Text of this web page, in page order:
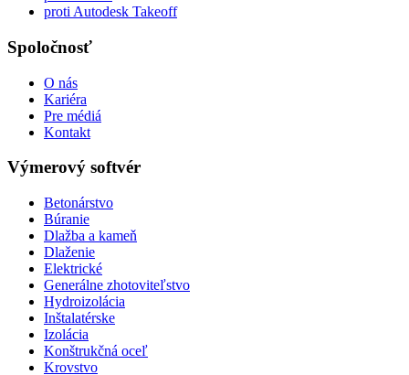
proti Autodesk Takeoff
Spoločnosť
O nás
Kariéra
Pre médiá
Kontakt
Výmerový softvér
Betonárstvo
Búranie
Dlažba a kameň
Dlaženie
Elektrické
Generálne zhotoviteľstvo
Hydroizolácia
Inštalatérske
Izolácia
Konštrukčná oceľ
Krovstvo